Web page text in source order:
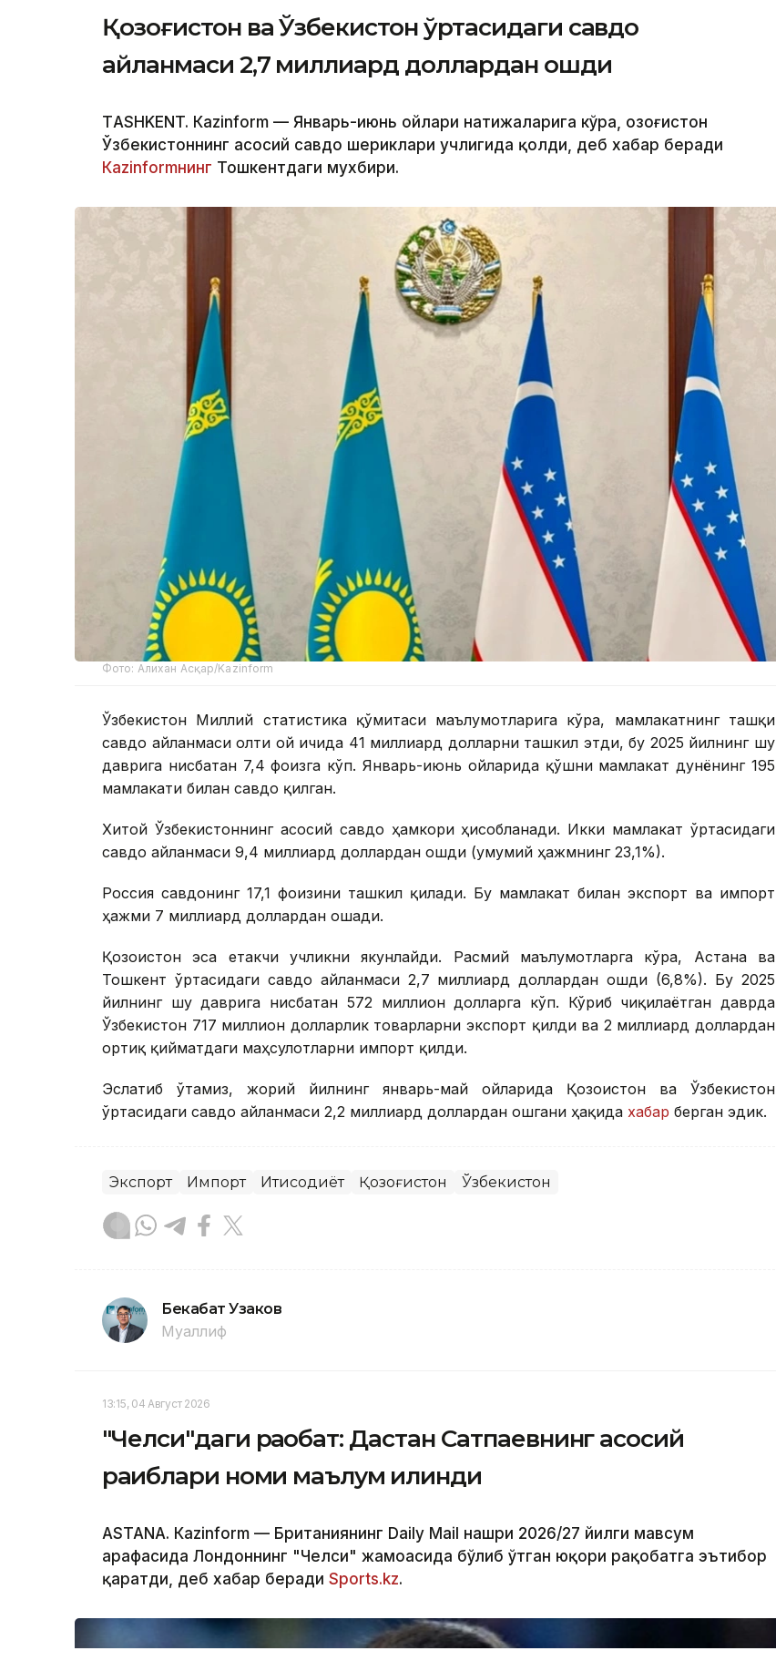
Қозоғистон ва Ўзбекистон ўртасидаги савдо
айланмаси 2,7 миллиард доллардан ошди
ТASHKENT. Кazinform — Январь-июнь ойлари натижаларига кўра, Қозоғистон
Ўзбекистоннинг асосий савдо шериклари учлигида қолди, деб хабар беради
Кazinformнинг Тошкентдаги мухбири.
Фото: Алихан Асқар/Kazinform
Ўзбекистон Миллий статистика қўмитаси маълумотларига кўра, мамлакатнинг ташқи
савдо айланмаси олти ой ичида 41 миллиард долларни ташкил этди, бу 2025 йилнинг шу
даврига нисбатан 7,4 фоизга кўп. Январь-июнь ойларида қўшни мамлакат дунёнинг 195
мамлакати билан савдо қилган.
Хитой Ўзбекистоннинг асосий савдо ҳамкори ҳисобланади. Икки мамлакат ўртасидаги
савдо айланмаси 9,4 миллиард доллардан ошди (умумий ҳажмнинг 23,1%).
Россия савдонинг 17,1 фоизини ташкил қилади. Бу мамлакат билан экспорт ва импорт
ҳажми 7 миллиард доллардан ошади.
Қозоғистон эса етакчи учликни якунлайди. Расмий маълумотларга кўра, Астана ва
Тошкент ўртасидаги савдо айланмаси 2,7 миллиард доллардан ошди (6,8%). Бу 2025
йилнинг шу даврига нисбатан 572 миллион долларга кўп. Кўриб чиқилаётган даврда
Ўзбекистон 717 миллион долларлик товарларни экспорт қилди ва 2 миллиард доллардан
ортиқ қийматдаги маҳсулотларни импорт қилди.
Эслатиб ўтамиз, жорий йилнинг январь-май ойларида Қозоғистон ва Ўзбекистон
ўртасидаги савдо айланмаси 2,2 миллиард доллардан ошгани ҳақида хабар берган эдик.
Экспорт Импорт Иқтисодиёт Қозоғистон Ўзбекистон
Бекабат Узаков
Муаллиф
13:15, 04 Август 2026
"Челси"даги рақобат: Дастан Сатпаевнинг асосий
рақиблари номи маълум қилинди
ASTANА. Кazinform — Британиянинг Daily Mail нашри 2026/27 йилги мавсум
арафасида Лондоннинг "Челси" жамоасида бўлиб ўтган юқори рақобатга эътибор
қаратди, деб хабар беради Sports.kz.